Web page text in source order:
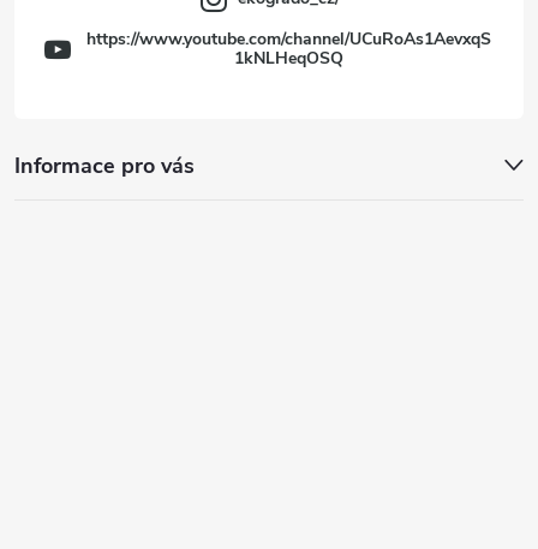
Informace pro vás
https://www.youtube.com/channel/UCuRoAs1AevxqS
1kNLHeqOSQ